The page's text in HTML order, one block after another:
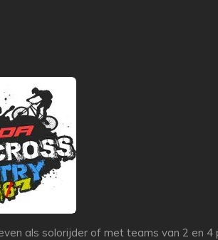
als solorijder of met teams van 2 en 4